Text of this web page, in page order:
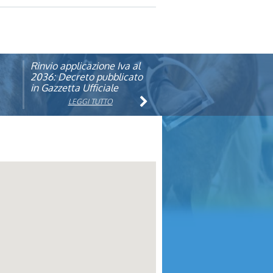
Rinvio applicazione Iva al
2036: Decreto pubblicato
in Gazzetta Ufficiale
LEGGI TUTTO
Visita veterinaria annuale
LEGGI TUTTO